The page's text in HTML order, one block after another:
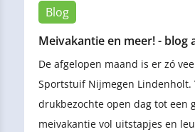
Blog
Meivakantie en meer! - blog
De afgelopen maand is er zó
Sportstuif Nijmegen Lindenholt.
drukbezochte open dag tot een
meivakantie vol uitstapjes en